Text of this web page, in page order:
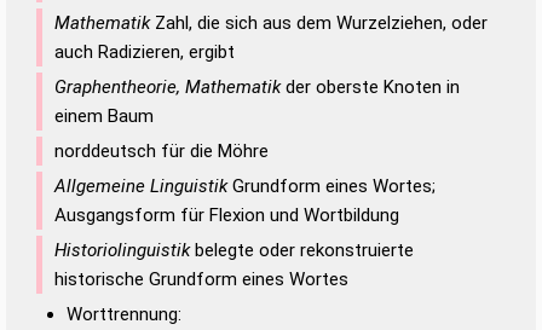
MathematikZahl, die sich aus dem Wurzelziehen, oder
auch Radizieren, ergibt
Graphentheorie, Mathematikder oberste Knoten in
einem Baum
norddeutsch für die Möhre
Allgemeine LinguistikGrundform eines Wortes;
Ausgangsform für Flexion und Wortbildung
Historiolinguistikbelegte oder rekonstruierte
historische Grundform eines Wortes
Worttrennung: